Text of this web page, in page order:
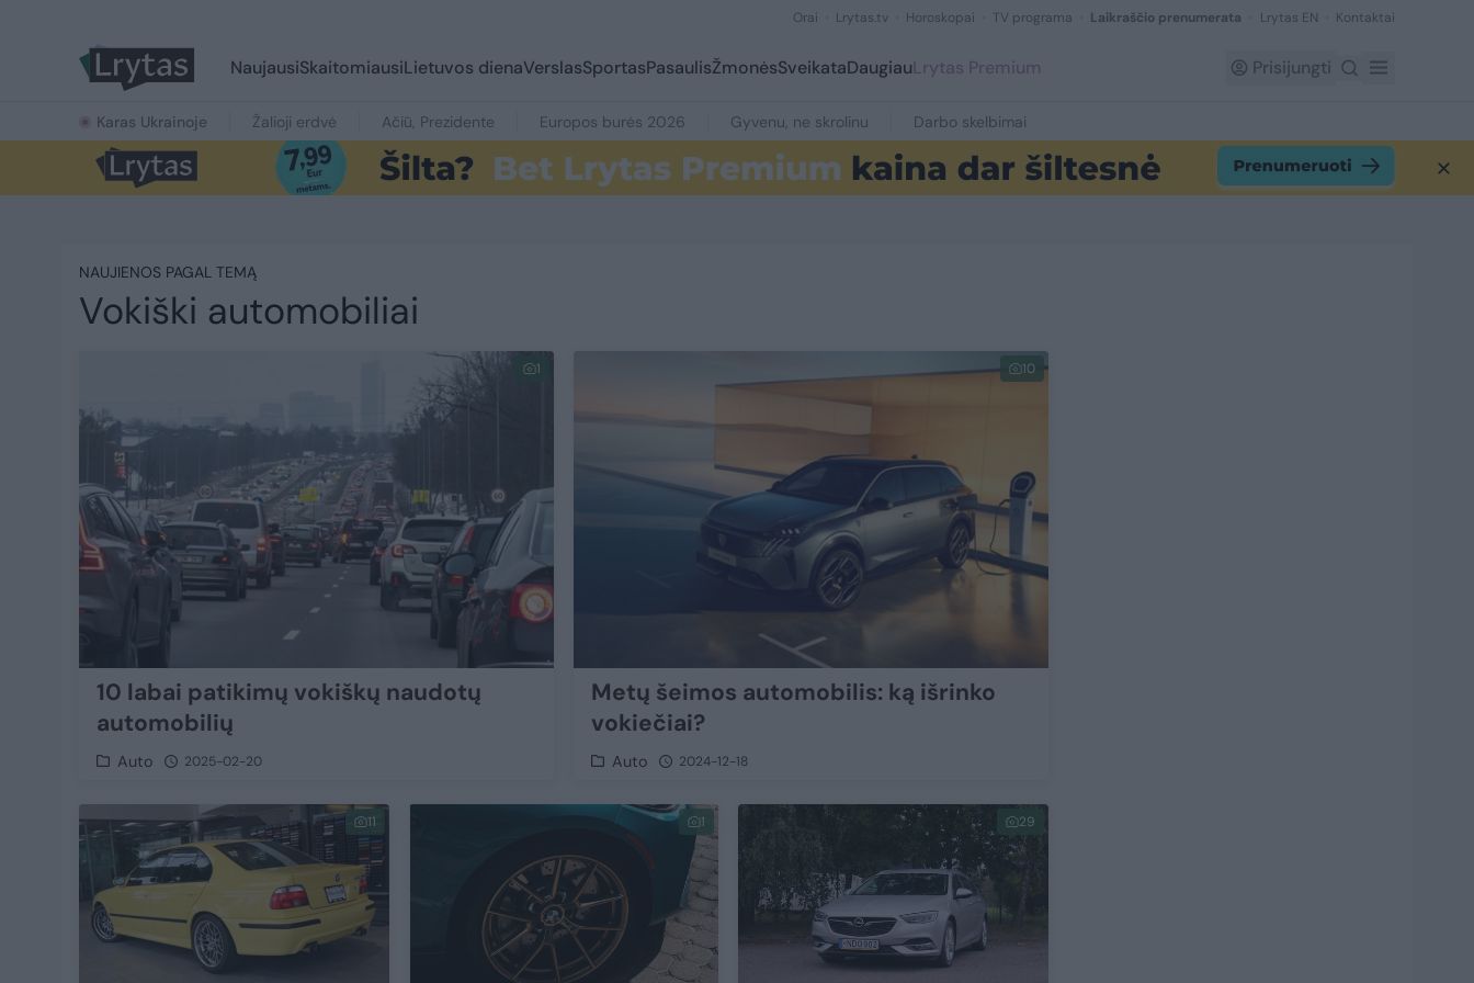
Orai Lrytas.tv Horoskopai TV programa Laikraščio prenumerata Lrytas EN Kontaktai
NaujausiSkaitomiausiLietuvos dienaVerslasSportasPasaulisŽmonėsSveikataDaugiauLrytas Premium Prisijungti
Karas Ukrainoje Žalioji erdvė Ačiū, Prezidente Europos burės 2026 Gyvenu, ne skrolinu Darbo skelbimai
NAUJIENOS PAGAL TEMĄ
Vokiški automobiliai
1
10 labai patikimų vokiškų naudotų
automobilių
Auto 2025-02-20
10
Metų šeimos automobilis: ką išrinko
vokiečiai?
Auto 2024-12-18
11 1 29